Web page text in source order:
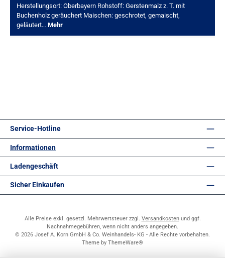
Herstellungsort: Oberbayern Rohstoff: Gerstenmalz z. T. mit
Buchenholz geräuchert Maischen: geschrotet, gemaischt,
geläutert… Mehr
Service-Hotline
Informationen
Ladengeschäft
Sicher Einkaufen
Alle Preise exkl. gesetzl. Mehrwertsteuer zzgl. Versandkostenund ggf.
Nachnahmegebühren, wenn nicht anders angegeben.
© 2026 Josef A. Korn GmbH & Co. Weinhandels- KG - Alle Rechte vorbehalten.
Theme by ThemeWare®